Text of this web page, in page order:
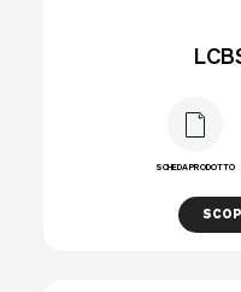
SCHEDA PRODOTTO